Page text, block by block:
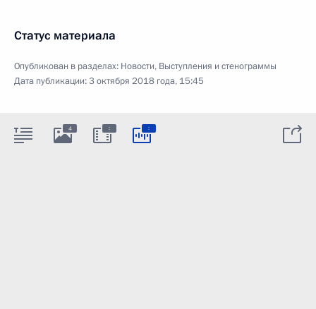
Статус материала
Опубликован в разделах: Новости, Выступления и стенограммы
Дата публикации:3 октября 2018 года, 15:45
4 : :